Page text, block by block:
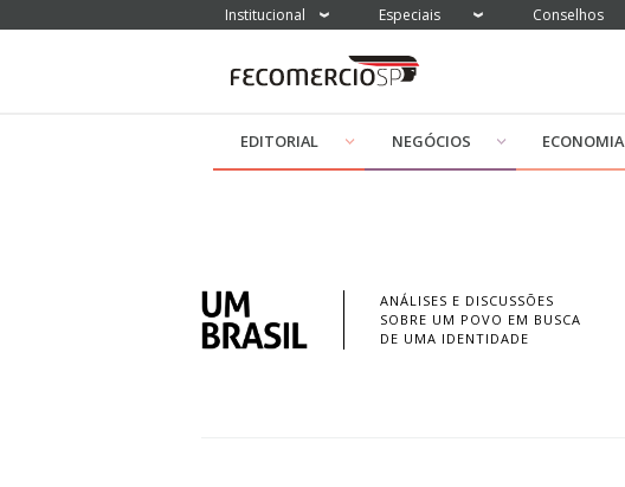
Institucional Especiais Conselhos
EDITORIAL NEGÓCIOS ECONOMIA
ANÁLISES E DISCUSSÕES
SOBRE UM POVO EM BUSCA
DE UMA IDENTIDADE